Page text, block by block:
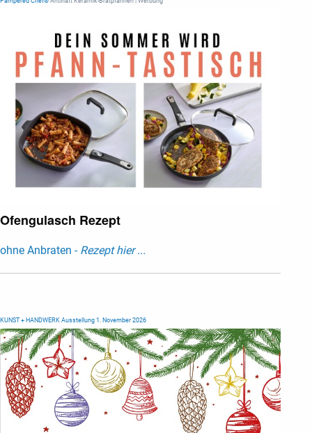
Ofengulasch Rezept
ohne Anbraten - Rezept hier ...
KUNST + HANDWERK Ausstellung 1. November 2026